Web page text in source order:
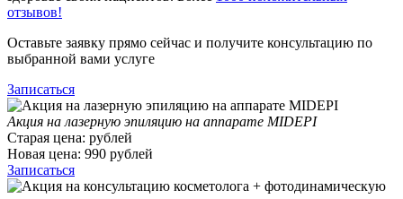
отзывов!
Оставьте заявку прямо сейчас и получите консультацию по
выбранной вами услуге
Записаться
Акция на лазерную эпиляцию на аппарате MIDEPI
Старая цена: рублей
Новая цена: 990 рублей
Записаться